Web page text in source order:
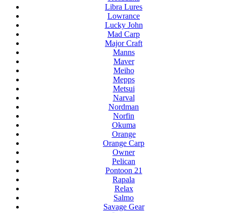
Libra Lures
Lowrance
Lucky John
Mad Carp
Major Craft
Manns
Maver
Meiho
Mepps
Metsui
Narval
Nordman
Norfin
Okuma
Orange
Orange Carp
Owner
Pelican
Pontoon 21
Rapala
Relax
Salmo
Savage Gear